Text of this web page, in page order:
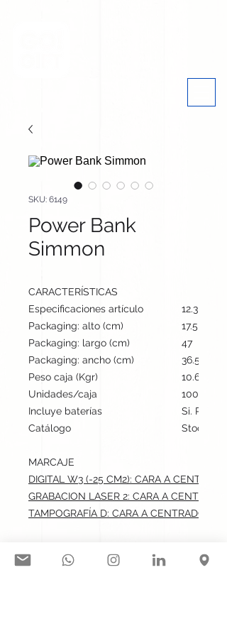
SKU: 6149
Power Bank
Simmon
CARACTERÍSTICAS
Especificaciones artículo
12.3 cm
Packaging: alto (cm)
17.5
Packaging: largo (cm)
47
Packaging: ancho (cm)
36.5
Peso caja (Kgr)
10.6
Unidades/caja
100
Incluye baterías
Si.
Catálogo
Stock
MARCAJE
DIGITAL W3 (-25 CM2): CARA A
GRABACION LASER 2: CARA A
TAMPOGRAFÍA D: CARA A